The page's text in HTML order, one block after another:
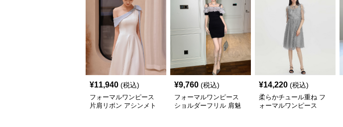
¥11,940 (税込)
フォーマルワンピース
片肩リボン アシンメト
¥9,760 (税込)
フォーマルワンピース
ショルダーフリル 肩魅
¥14,220 (税込)
柔らかチュール重ね フ
ォーマルワンピース